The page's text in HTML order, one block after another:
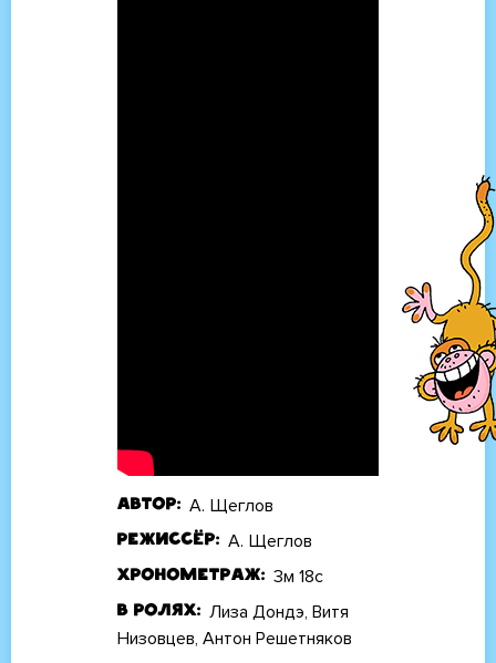
Автор А. Щеглов
Режиссёр А. Щеглов
Хронометраж 3м 18с
В ролях
Лиза Дондэ, Витя
Низовцев, Антон Решетняков